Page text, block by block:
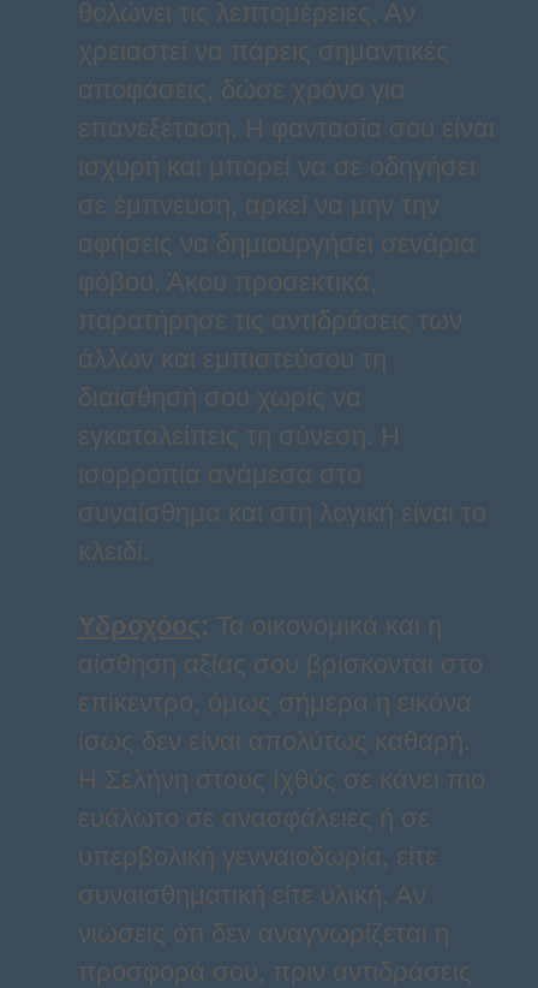
θολώνει τις λεπτομέρειες. Αν
χρειαστεί να πάρεις σημαντικές
αποφάσεις, δώσε χρόνο για
επανεξέταση. Η φαντασία σου είναι
ισχυρή και μπορεί να σε οδηγήσει
σε έμπνευση, αρκεί να μην την
αφήσεις να δημιουργήσει σενάρια
φόβου. Άκου προσεκτικά,
παρατήρησε τις αντιδράσεις των
άλλων και εμπιστεύσου τη
διαίσθησή σου χωρίς να
εγκαταλείπεις τη σύνεση. Η
ισορροπία ανάμεσα στο
συναίσθημα και στη λογική είναι το
κλειδί.
Υδροχόος: Τα οικονομικά και η
αίσθηση αξίας σου βρίσκονται στο
επίκεντρο, όμως σήμερα η εικόνα
ίσως δεν είναι απολύτως καθαρή.
Η Σελήνη στους Ιχθύς σε κάνει πιο
ευάλωτο σε ανασφάλειες ή σε
υπερβολική γενναιοδωρία, είτε
συναισθηματική είτε υλική. Αν
νιώσεις ότι δεν αναγνωρίζεται η
προσφορά σου, πριν αντιδράσεις